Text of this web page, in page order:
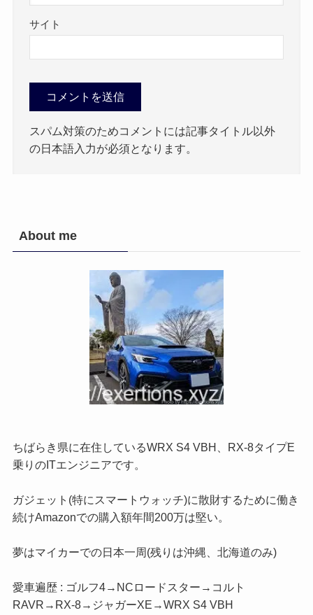
サイト
スパム対策のためコメントには記事タイトル以外
の日本語入力が必須となります。
About me
ちばらき県に在住しているWRX S4 VBH、RX-8タイプE
乗りのITエンジニアです。
ガジェット(特にスマートウォッチ)に散財するために働き
続けAmazonでの購入額年間200万は堅い。
夢はマイカーでの日本一周(残りは沖縄、北海道のみ)
愛車遍歴 : ゴルフ4→NCロードスター→コルト
RAVR→RX-8→ジャガーXE→WRX S4 VBH